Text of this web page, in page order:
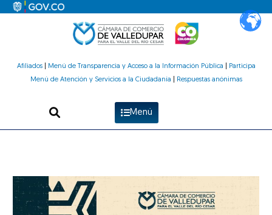
Afiliados| Menú de Transparencia y Acceso a la Información Pública
Participa
Menú de Atención y Servicios a la Ciudadanía
Respuestas anónimas
Menú